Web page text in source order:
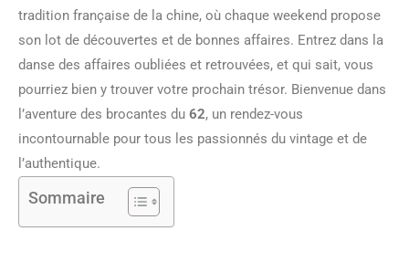
tradition française de la chine, où chaque weekend propose
son lot de découvertes et de bonnes affaires. Entrez dans la
danse des affaires oubliées et retrouvées, et qui sait, vous
pourriez bien y trouver votre prochain trésor. Bienvenue dans
l’aventure des brocantes du 62, un rendez-vous
incontournable pour tous les passionnés du vintage et de
l’authentique.
Sommaire